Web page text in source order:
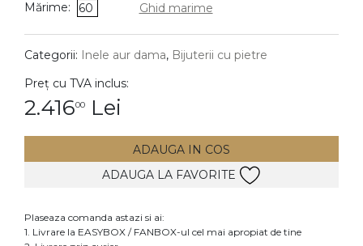
DIAMANTE Vezi toate
Cercei
Accesorii
Mărime: 60 Ghid marime
Categorii: Inele aur dama, Bijuterii cu pietre
Preț cu TVA inclus:
2.41600 Lei
ADAUGA IN COS
ADAUGA LA FAVORITE
Plaseaza comanda astazi si ai:
1. Livrare la EASYBOX / FANBOX-ul cel mai apropiat de tine